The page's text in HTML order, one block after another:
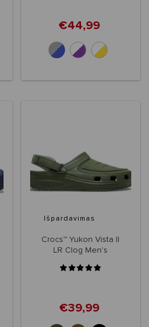
€44,99
Išpardavimas
Crocs™ Yukon Vista II
LR Clog Men's
€39,99